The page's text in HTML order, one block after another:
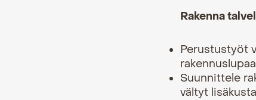
Rakenna
Perustustyöt
Suunnittele
vältyt